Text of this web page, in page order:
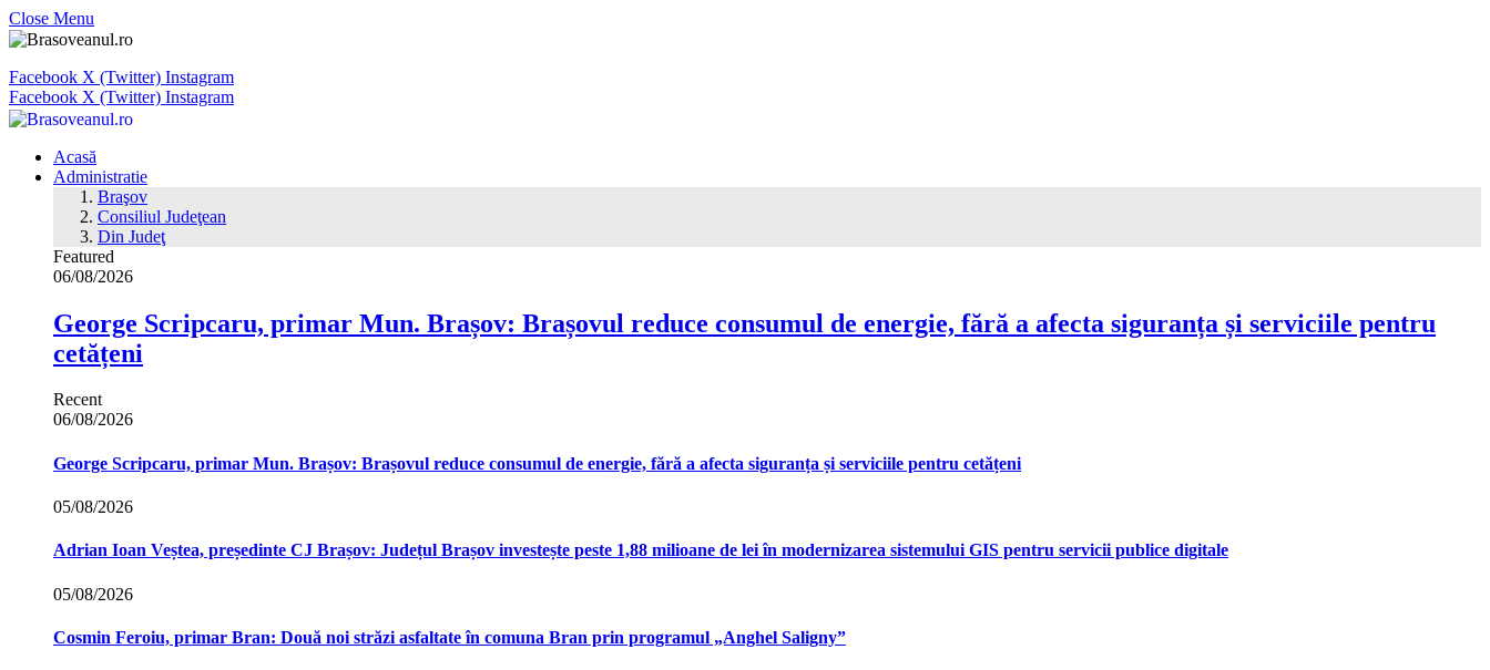
Close Menu
Facebook X (Twitter) Instagram
Facebook X (Twitter) Instagram
Acasă
Administratie
Braşov
Consiliul Judeţean
Din Judeţ
Featured
06/08/2026
George Scripcaru, primar Mun. Brașov: Brașovul reduce consumul de energie, fără a afecta siguranța și serviciile pentru
cetățeni
Recent
06/08/2026
George Scripcaru, primar Mun. Brașov: Brașovul reduce consumul de energie, fără a afecta siguranța și serviciile pentru cetățeni
05/08/2026
Adrian Ioan Veștea, președinte CJ Brașov: Județul Brașov investește peste 1,88 milioane de lei în modernizarea sistemului GIS pentru servicii publice digitale
05/08/2026
Cosmin Feroiu, primar Bran: Două noi străzi asfaltate în comuna Bran prin programul „Anghel Saligny”